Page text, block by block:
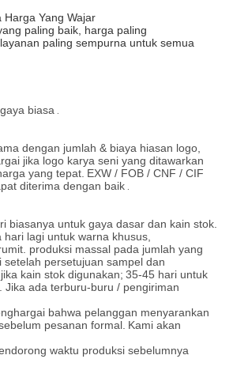
Harga Yang Wajar
paling baik, harga paling
paling sempurna untuk semua
biasa.
dengan jumlah & biaya hiasan logo,
jika logo karya seni yang ditawarkan
yang tepat. EXW / FOB / CNF / CIF
diterima dengan baik.
biasanya untuk gaya dasar dan kain stok.
hari lagi untuk warna khusus,
produksi massal pada jumlah yang
setelah persetujuan sampel dan
kain stok digunakan; 35-45 hari untuk
Jika ada terburu-buru / pengiriman
bahwa pelanggan menyarankan
pesanan formal. Kami akan
waktu produksi sebelumnya